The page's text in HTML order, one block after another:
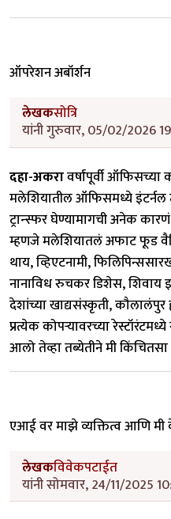
ऑपरेशन अबॉर्शन
लेखकसोत्रि
यांनी गुरुवार, 05/02/2026
दहा-अकरावर्षांपूर्वी ऑफिसच्या
मलेशियातील ऑफिसमध्ये इंटर्नल
ट्रान्स्फर घेण्यामागची अनेक
म्हणजे मलेशियातलं अफाट फूड
थाय, व्हिएटनामी,
नानाविध रुचकर डिशेस, शिवाय
देशांच्या खाद्यसंस्कृती, कौलालंपुर
प्रत्येक कोपऱ्यावरच्या
आलो तेव्हा तब्येतीने मी
एआई वर माझे व्यक्तित्व आणि
लेखकविवेकपटाईत
यांनी सोमवार, 24/11/2025